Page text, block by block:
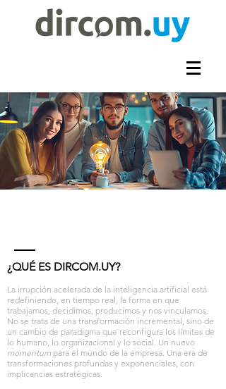
¿QUÉ ES DIRCOM.UY?
La irrupción acelerada de la inteligencia artificial está
redefiniendo, en tiempo real, la forma en que
trabajamos, decidimos, producimos y nos vinculamos.
No se trata de una transformación incremental, sino de
un cambio de paradigma que reconfigura los límites de
lo humano, lo organizacional y lo social. Un nuevo
momentum para el mundo de la empresa. Una era de
transformaciones profundas y exponenciales, con
implicancias estratégicas.